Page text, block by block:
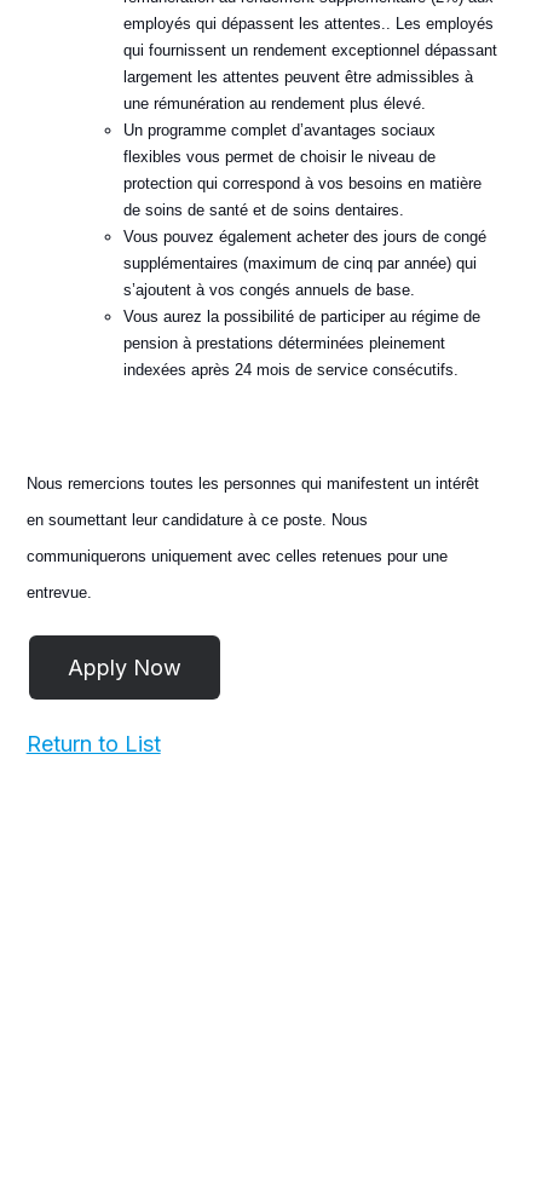
employés qui dépassent les attentes.. Les employés
qui fournissent un rendement exceptionnel dépassant
largement les attentes peuvent être admissibles à
une rémunération au rendement plus élevé.
Un programme complet d’avantages sociaux
flexibles vous permet de choisir le niveau de
protection qui correspond à vos besoins en matière
de soins de santé et de soins dentaires.
Vous pouvez également acheter des jours de congé
supplémentaires (maximum de cinq par année) qui
s’ajoutent à vos congés annuels de base.
Vous aurez la possibilité de participer au régime de
pension à prestations déterminées pleinement
indexées après 24 mois de service consécutifs.
Nous remercions toutes les personnes qui manifestent un intérêt
en soumettant leur candidature à ce poste. Nous
communiquerons uniquement avec celles retenues pour une
entrevue.
Return to List